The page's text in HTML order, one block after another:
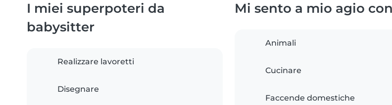
I miei superpoteri da
babysitter
Realizzare lavoretti
Disegnare
Mi sento a mio agio con
Animali
Cucinare
Faccende domestiche